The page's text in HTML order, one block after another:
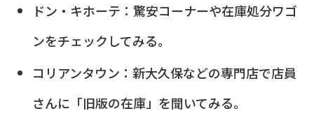
ドン・キホーテ：驚安コーナーや在庫処分ワゴ
ンをチェックしてみる。
コリアンタウン：新大久保などの専門店で店員
さんに「旧版の在庫」を聞いてみる。